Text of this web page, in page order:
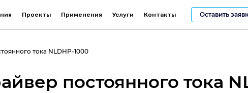
Проекты Применения Услуги Контакты Оставить
тока NLDHP-1000
постоянного тока